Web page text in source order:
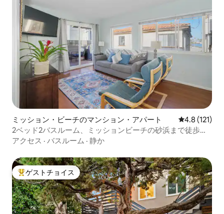
ミッション・ビーチのマンション・アパート レビュー121
4.8 (121)
2ベッド2バスルーム、ミッションビーチの砂浜まで徒歩圏
内
アクセス · バスルーム · 静か
大好評のゲストチョイスです。
ゲストチョイス